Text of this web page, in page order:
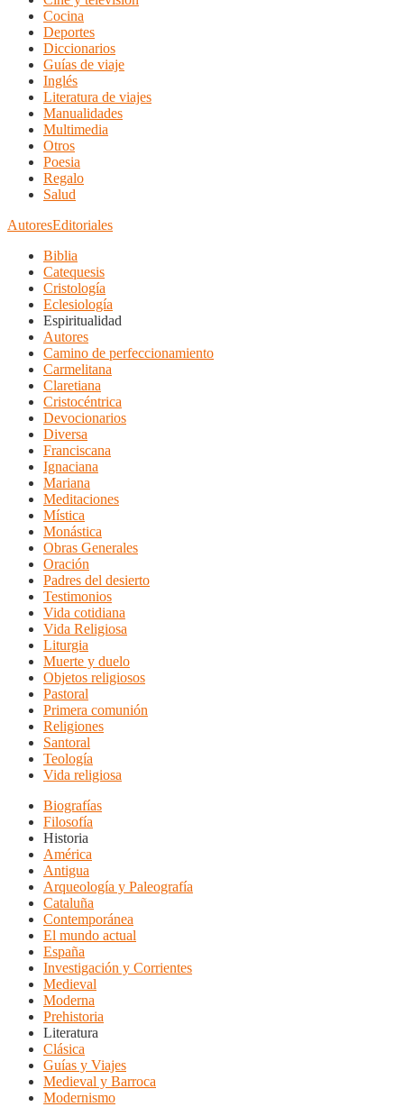
Cocina
Deportes
Diccionarios
Guías de viaje
Inglés
Literatura de viajes
Manualidades
Multimedia
Otros
Poesia
Regalo
Salud
AutoresEditoriales
Biblia
Catequesis
Cristología
Eclesiología
Espiritualidad
Autores
Camino de perfeccionamiento
Carmelitana
Claretiana
Cristocéntrica
Devocionarios
Diversa
Franciscana
Ignaciana
Mariana
Meditaciones
Mística
Monástica
Obras Generales
Oración
Padres del desierto
Testimonios
Vida cotidiana
Vida Religiosa
Liturgia
Muerte y duelo
Objetos religiosos
Pastoral
Primera comunión
Religiones
Santoral
Teología
Vida religiosa
Biografías
Filosofía
Historia
América
Antigua
Arqueología y Paleografía
Cataluña
Contemporánea
El mundo actual
España
Investigación y Corrientes
Medieval
Moderna
Prehistoria
Literatura
Clásica
Guías y Viajes
Medieval y Barroca
Modernismo